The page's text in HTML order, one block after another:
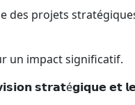
projets
un impact significatif.
𝘀𝘁𝗿𝗮𝘁é𝗴𝗶𝗾𝘂𝗲 𝗲𝘁